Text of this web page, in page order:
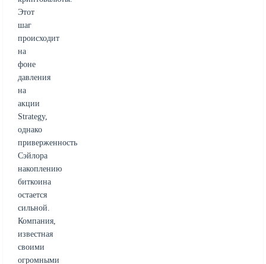
Этот
шаг
происходит
на
фоне
давления
на
акции
Strategy,
однако
приверженность
Сэйлора
накоплению
биткоина
остается
сильной.
Компания,
известная
своими
огромными